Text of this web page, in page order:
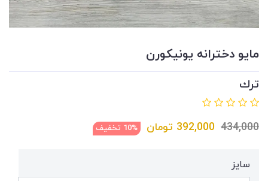
مايو دخترانه يونيكورن
ترك
434,000
392,000 تومان 10% تخفیف
سايز